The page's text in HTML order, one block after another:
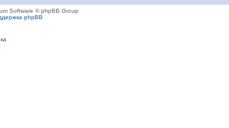
Software © phpBB Group
phpBB